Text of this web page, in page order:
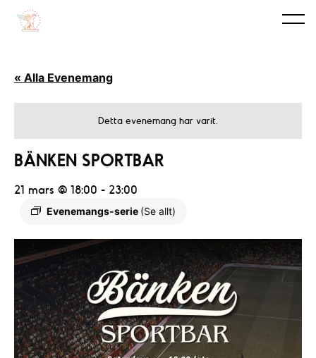
« Alla Evenemang
Detta evenemang har varit.
BÄNKEN SPORTBAR
21 mars @ 18:00 - 23:00
Evenemangs-serie (Se allt)